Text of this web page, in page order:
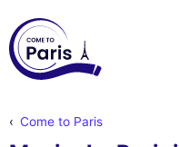
Come to Paris